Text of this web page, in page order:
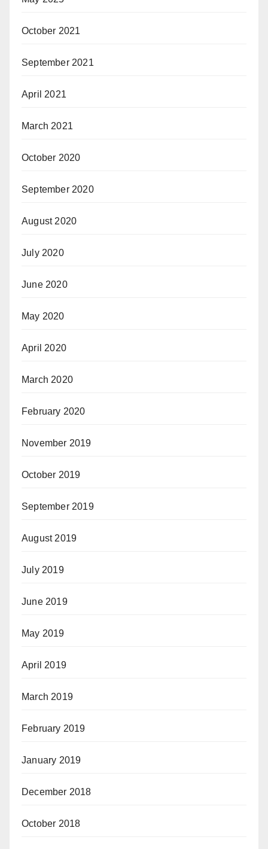
October 2021
September 2021
April 2021
March 2021
October 2020
September 2020
August 2020
July 2020
June 2020
May 2020
April 2020
March 2020
February 2020
November 2019
October 2019
September 2019
August 2019
July 2019
June 2019
May 2019
April 2019
March 2019
February 2019
January 2019
December 2018
October 2018